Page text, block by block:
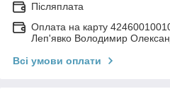
Післяплата
Оплата на карту
Леп'явко Володимир
Всі умови оплати